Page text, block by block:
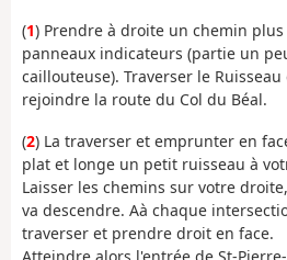
(1) Prendre à droite un chemin
panneaux indicateurs (partie un
caillouteuse). Traverser le
rejoindre la route du Col du Béal.
(2) La traverser et emprunter en
plat et longe un petit ruisseau à
Laisser les chemins sur votre
va descendre. Aà chaque
traverser et prendre droit en face.